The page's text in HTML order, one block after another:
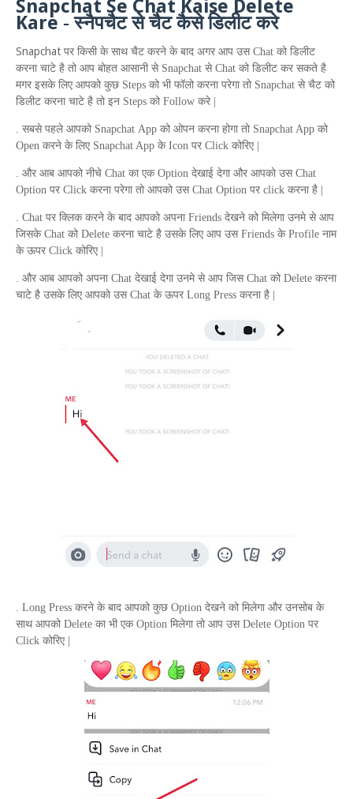
Snapchat Se C hat Kaise Delete
Kare -स्नैपचैट से चैट कैसे डिलीट करे
Snapchat पर किसी के साथ चैट करने के बाद अगर आप उस Chat को डिलीट
करना चाटे है तो आप बोहत आसानी से Snapchat से Chat को डिलीट कर सकते है
मगर इसके लिए आपको कुछ Steps को भी फॉलो करना परेगा तो Snapchat से चैट को
डिलीट करना चाटे है तो इन Steps को Follow करे |
. सबसे पहले आपको Snapchat App को ओपन करना होगा तो Snapchat App को
Open करने के लिए Snapchat App के Icon पर Click कोरिए |
. और आब आपको नीचे Chat का एक Option देखाई देगा और आपको उस Chat
Option पर Click करना परेगा तो आपको उस Chat Option पर click करना है |
. Chat पर क्लिक करने के बाद आपको अपना Friends देखने को मिलेगा उनमे से आप
जिसके Chat को Delete करना चाटे है उसके लिए आप उस Friends के Profile नाम
के ऊपर Click कोरिए |
. और आब आपको अपना Chat देखाई देगा उनमे से आप जिस Chat को Delete करना
चाटे है उसके लिए आपको उस Chat के ऊपर Long Press करना है |
. Long Press करने के बाद आपको कुछ Option देखने को मिलेगा और उनसोब के
साथ आपको Delete का भी एक Option मिलेगा तो आप उस Delete Option पर
Click कोरिए |